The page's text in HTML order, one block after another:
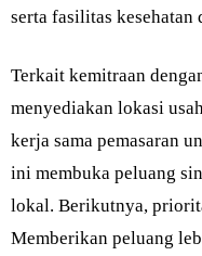
serta fasilitas kesehatan
Terkait kemitraan
menyediakan lokasi
kerja sama pemasaran
ini membuka peluang
lokal. Berikutnya,
Memberikan peluang